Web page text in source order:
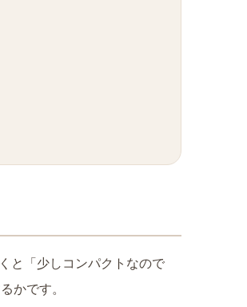
と「少しコンパクトなので
かです。